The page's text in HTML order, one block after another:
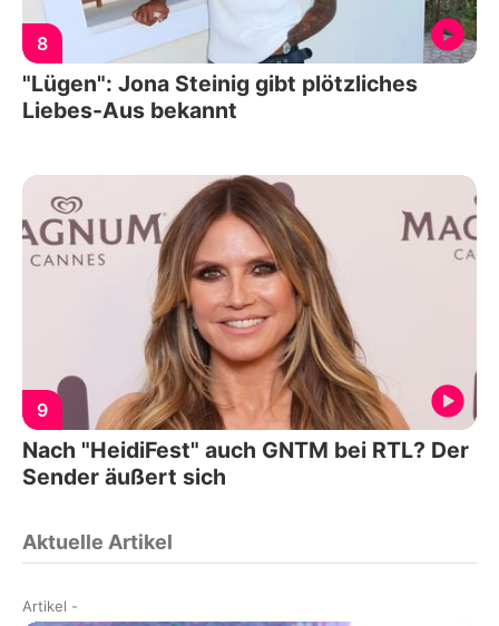
8
"Lügen": Jona Steinig gibt plötzliches
Liebes-Aus bekannt
9
Nach "HeidiFest" auch GNTM bei RTL? Der
Sender äußert sich
Aktuelle Artikel
Artikel -